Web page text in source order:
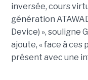
inversée, cours
génération
Device) », souligne
ajoute, « face à ces
présent avec une